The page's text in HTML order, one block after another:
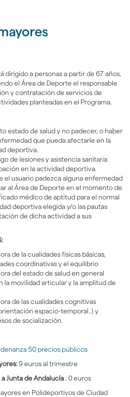
de
dirigido a personas a partir de 67 años,
el Área de Deporte el responsable
y contratación de servicios de
planteadas en el Programa.
estado de salud y no padecer, o haber
que pueda afectarle en la
deportiva.
de lesiones y asistencia sanitaria
en la actividad deportiva.
el usuario padezca alguna enfermedad
al Área de Deporte en el momento de
médico de aptitud para el normal
deportiva elegida y/o las pautas
de dicha actividad a sus
de la cualidades físicas básicas,
coordinativas y el equilibrio
del estado de salud en general
la movilidad articular y la amplitud de
de las cualidades cognitivas
espacio-temporal..) y
de socialización.
50 precios públicos
9 euros al trimestre
Junta de Andalucía : 0 euros
en Polideportivos de Ciudad